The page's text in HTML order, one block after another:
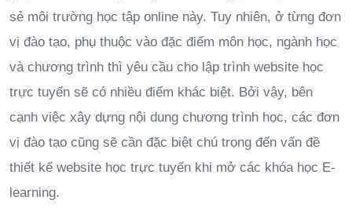
sẻ môi trường học tập online này. Tuy nhiên, ở từng đơn
vị đào tạo, phụ thuộc vào đặc điểm môn học, ngành học
và chương trình thì yêu cầu cho lập trình website học
trực tuyến sẽ có nhiều điểm khác biệt. Bởi vậy, bên
cạnh việc xây dựng nội dung chương trình học, các đơn
vị đào tạo cũng sẽ cần đặc biệt chú trọng đến vấn đề
thiết kế website học trực tuyến khi mở các khóa học E-
learning.